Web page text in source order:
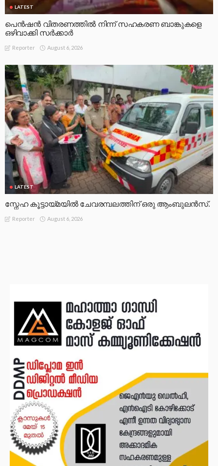
LATEST
പെൻഷൻ വിതരണത്തിൽ നിന്ന് സഹകരണ ബാങ്കുകളെ
ഒഴിവാക്കി സർക്കാർ
Reporter August 6, 2026
LATEST
സ്നേഹ കൂട്ടായ്മയിൽ ചേവരമ്പലത്തിന് ഒരു ആംബുലൻസ്.
Reporter August 6, 2026